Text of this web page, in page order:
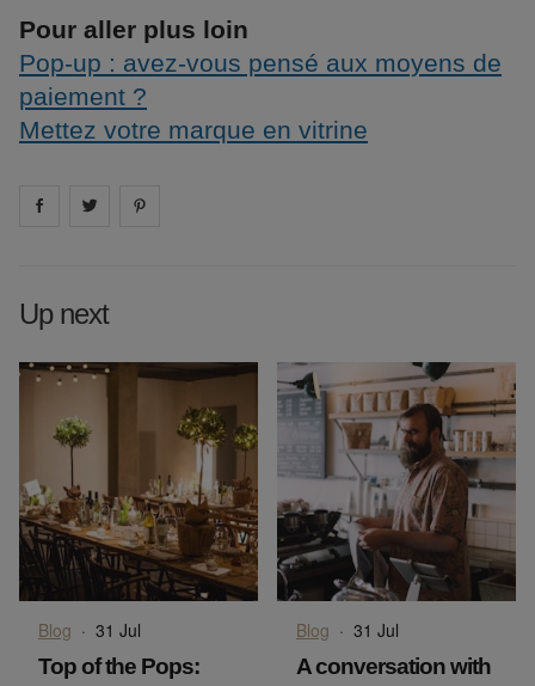
Pour aller plus loin
Pop-up : avez-vous pensé aux moyens de
paiement ?
Mettez votre marque en vitrine
Share on facebook
Share on
Up next
Blog · 31 Jul
Top of the Pops:
Blog · 31 Jul
A conversation with